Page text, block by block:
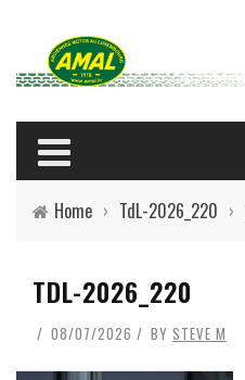
Home › TdL-2026_220 ›
TDL-2026_220
08/07/2026 BY STEVE M